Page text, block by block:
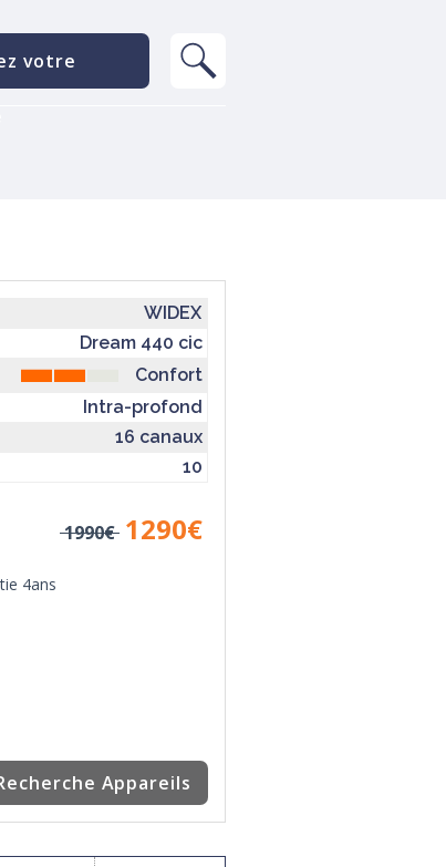
votre
WIDEX
Dream 440 cic
Confort
Intra-profond
16 canaux
10
1990€ 1290€
4ans
Appareils